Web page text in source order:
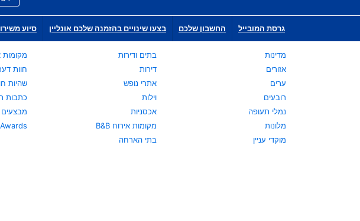
גרסת המובייל החשבון שלכם בצעו שינויים בהזמנה שלכם אונליין סיוע
מדינות
אזורים
ערים
רובעים
נמלי תעופה
מלונות
מוקדי עניין
בתים ודירות
דירות
אתרי נופש
וילות
אכסניות
מקומות אירוח B&B
בתי הארחה
מקומות
חוות
שהיות
כתבות
מבצעים